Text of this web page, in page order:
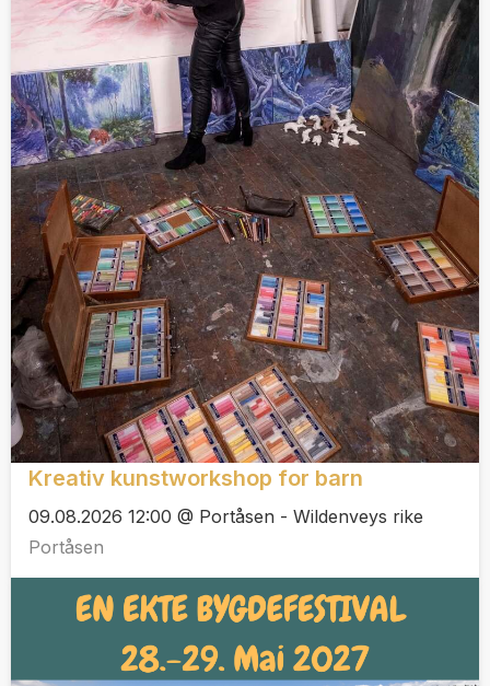
Kreativ kunstworkshop for barn
09.08.2026 12:00 @ Portåsen - Wildenveys rike
Portåsen